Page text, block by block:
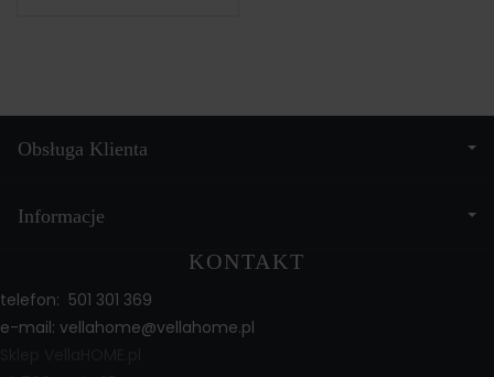
Obsługa Klienta
Informacje
KONTAKT
telefon: 501 301 369
e-mail: vellahome@vellahome.pl